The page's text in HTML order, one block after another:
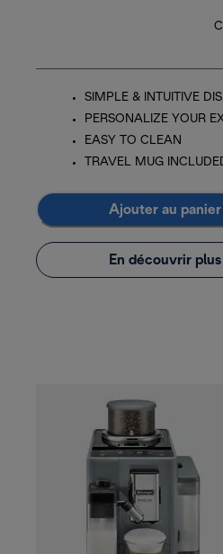
SIMPLE & INTUITIVE
PERSONALIZE YOUR
EASY TO CLEAN
TRAVEL MUG
Ajouter au panier
En découvrir plus